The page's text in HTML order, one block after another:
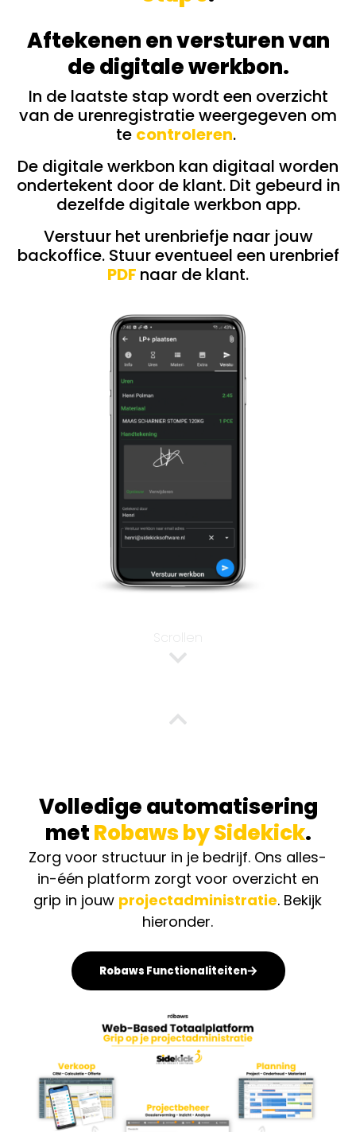
Aftekenen en versturen van
de digitale werkbon.
In de laatste stap wordt een overzicht
van de urenregistratie weergegeven om
te controleren.
De digitale werkbon kan digitaal worden
ondertekent door de klant. Dit gebeurd in
dezelfde digitale werkbon app.
Verstuur het urenbriefje naar jouw
backoffice. Stuur eventueel een urenbrief
PDF naar de klant.
Scrollen
Volledige automatisering
metRobaws by Sidekick.
Zorg voor structuur in je bedrijf. Ons alles-
in-één platform zorgt voor overzicht en
grip in jouw projectadministratie. Bekijk
hieronder.
Robaws Functionaliteiten